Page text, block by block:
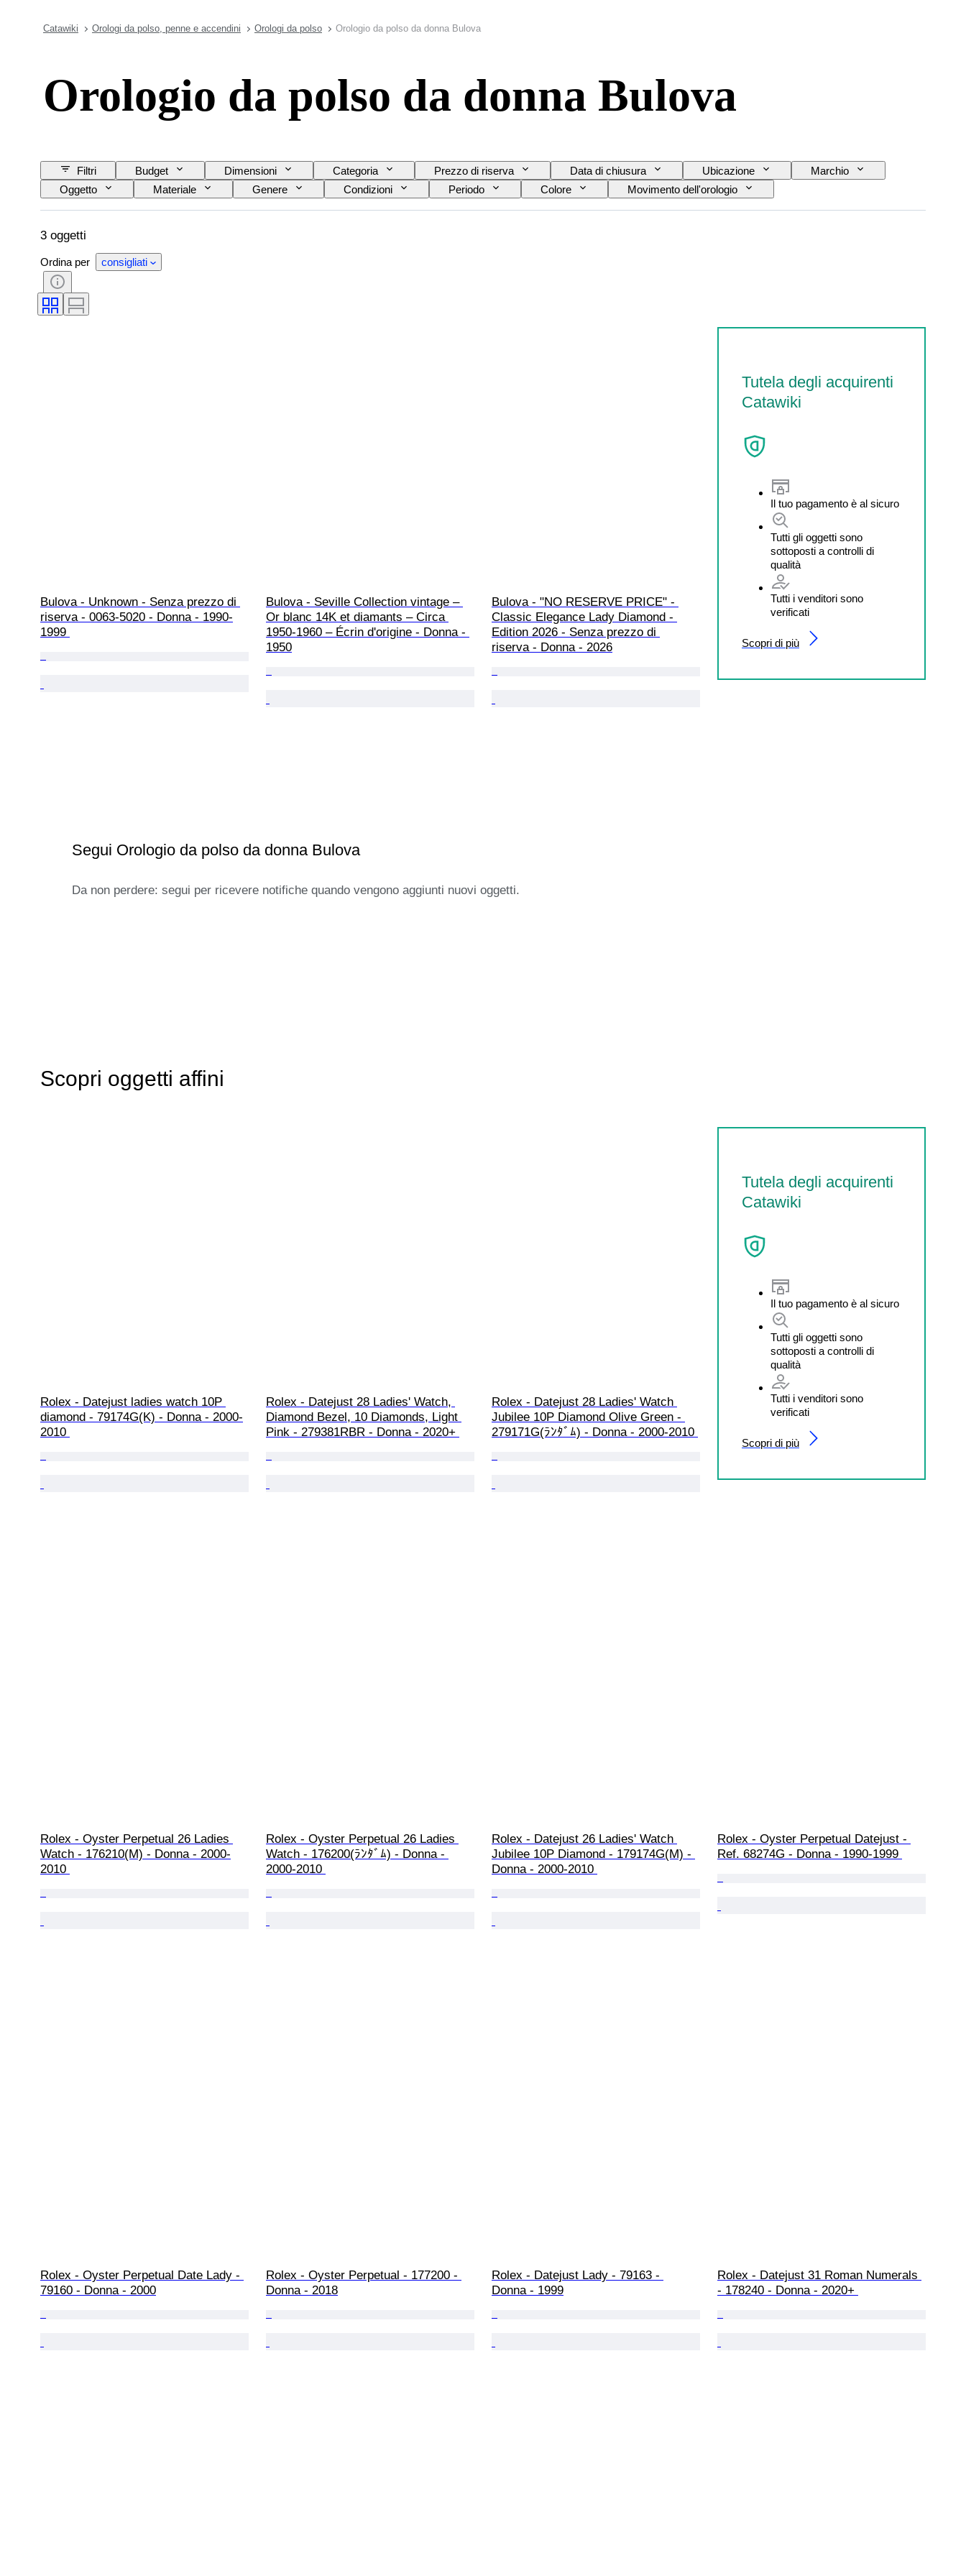
Catawiki Orologi da polso, penne e accendini Orologi da polso Orologio da polso da donna Bulova
Orologio da polso da donna Bulova
Filtri Budget Dimensioni Categoria Prezzo di riserva Data di chiusura Ubicazione
Marchio
Oggetto
Materiale Genere Condizioni Periodo Colore
Movimento dell'orologio
Lunghezza del cinturino dell’orologio
Materiale del cinturino dell’orologio Diametro della cassa Modello
3 oggetti
Ordina per consigliati
Bulova - Unknown - Senza prezzo di
riserva - 0063-5020 - Donna - 1990-
1999
Bulova - Seville Collection vintage –
Or blanc 14K et diamants – Circa
1950-1960 – Écrin d'origine - Donna -
1950
Bulova - "NO RESERVE PRICE" -
Classic Elegance Lady Diamond -
Edition 2026 - Senza prezzo di
riserva - Donna - 2026
Tutela degli acquirenti
Catawiki
Il tuo pagamento è al sicuro
Tutti gli oggetti sono
sottoposti a controlli di
qualità
Tutti i venditori sono
verificati
Scopri di più
Segui Orologio da polso da donna Bulova
Da non perdere: segui per ricevere notifiche quando vengono aggiunti nuovi oggetti.
Scopri oggetti affini
Tutela degli acquirenti
Catawiki
Il tuo pagamento è al sicuro
Tutti gli oggetti sono
sottoposti a controlli di
qualità
Tutti i venditori sono
verificati
Scopri di più
Rolex - Datejust ladies watch 10P
diamond - 79174G(K) - Donna - 2000-
2010
Rolex - Datejust 28 Ladies' Watch,
Diamond Bezel, 10 Diamonds, Light
Pink - 279381RBR - Donna - 2020+
Rolex - Datejust 28 Ladies' Watch
Jubilee 10P Diamond Olive Green -
279171G(ﾗﾝﾀﾞﾑ) - Donna - 2000-2010
Rolex - Oyster Perpetual 26 Ladies
Watch - 176210(M) - Donna - 2000-
2010
Rolex - Oyster Perpetual 26 Ladies
Watch - 176200(ﾗﾝﾀﾞﾑ) - Donna -
2000-2010
Rolex - Datejust 26 Ladies' Watch
Jubilee 10P Diamond - 179174G(M) -
Donna - 2000-2010
Rolex - Oyster Perpetual Datejust -
Ref. 68274G - Donna - 1990-1999
Rolex - Oyster Perpetual Date Lady -
79160 - Donna - 2000
Rolex - Oyster Perpetual - 177200 -
Donna - 2018
Rolex - Datejust Lady - 79163 -
Donna - 1999
Rolex - Datejust 31 Roman Numerals
- 178240 - Donna - 2020+